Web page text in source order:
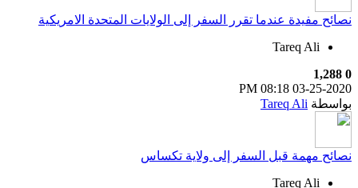
نصائح مفيدة عندما تقرر السفر إلى الولايات المتحدة الامريكية
Tareq Ali
0
1,288
03-25-2020
08:18 PM
بواسطة Tareq Ali
نصائح مهمة قبل السفر إلى ولاية تكساس
Tareq Ali